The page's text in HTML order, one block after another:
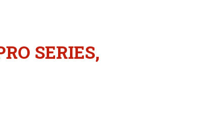
SERIES,